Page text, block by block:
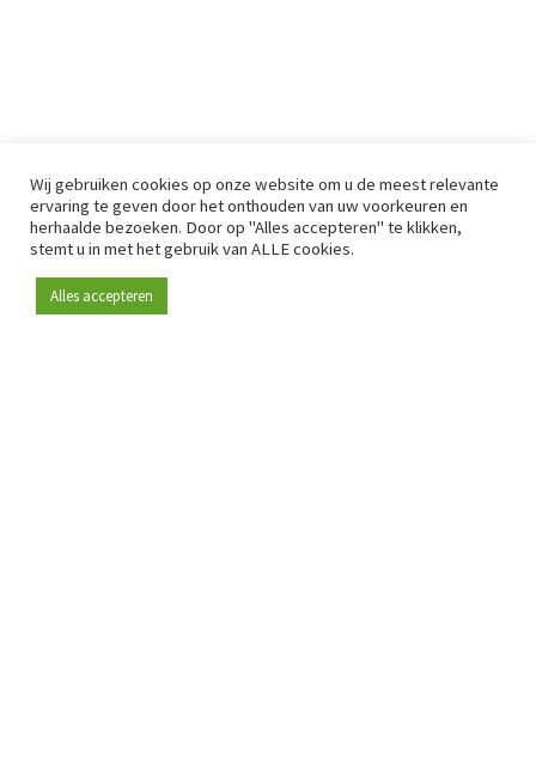
Wij gebruiken cookies op onze website om u de meest relevante
ervaring te geven door het onthouden van uw voorkeuren en
herhaalde bezoeken. Door op "Alles accepteren" te klikken,
stemt u in met het gebruik van ALLE cookies.
Alles accepteren